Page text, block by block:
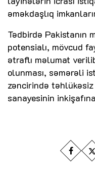
əməkdaşlıq
Tədbirdə Pakistanın
potensialı, mövcud
ətraflı məlumat
olunması, səmərəli
zəncirində
sanayesinin